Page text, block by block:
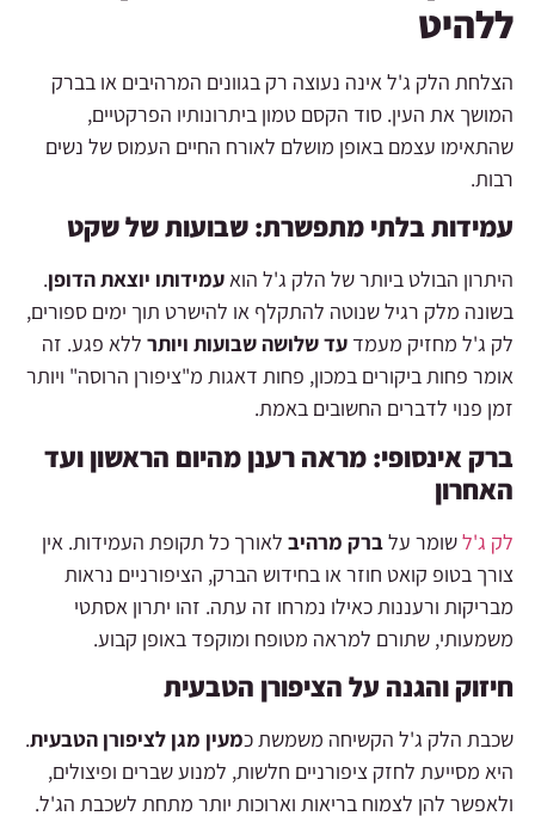
ללהיט
הצלחת הלק ג'ל אינה נעוצה רק בגוונים המרהיבים או בברק
המושך את העין. סוד הקסם טמון ביתרונותיו הפרקטיים,
שהתאימו עצמם באופן מושלם לאורח החיים העמוס של נשים
רבות.
עמידות בלתי מתפשרת: שבועות של שקט
היתרון הבולט ביותר של הלק ג'ל הואעמידותו יוצאת הדופן.
בשונה מלק רגיל שנוטה להתקלף או להישרט תוך ימים ספורים,
לק ג'ל מחזיק מעמד עד שלושה שבועות ויותרללא פגע. זה
אומר פחות ביקורים במכון, פחות דאגות מ"ציפורן הרוסה" ויותר
זמן פנוי לדברים החשובים באמת.
ברק אינסופי: מראה רענן מהיום הראשון ועד
האחרון
לק ג'לשומר עלברק מרהיבלאורך כל תקופת העמידות. אין
צורך בטופ קואט חוזר או בחידוש הברק, הציפורניים נראות
מבריקות ורעננות כאילו נמרחו זה עתה. זהו יתרון אסתטי
משמעותי, שתורם למראה מטופח ומוקפד באופן קבוע.
חיזוק והגנה על הציפורן הטבעית
שכבת הלק ג'ל הקשיחה משמשת כמעין מגן לציפורן הטבעית.
היא מסייעת לחזק ציפורניים חלשות, למנוע שברים ופיצולים,
ולאפשר להן לצמוח בריאות וארוכות יותר מתחת לשכבת הג'ל.